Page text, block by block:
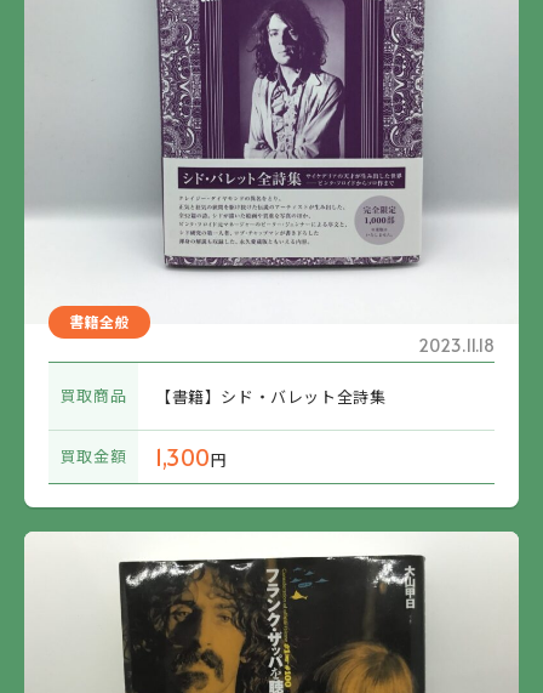
書籍全般
2023.11.18
買取商品 【書籍】シド・バレット全詩集
買取金額 1,300円